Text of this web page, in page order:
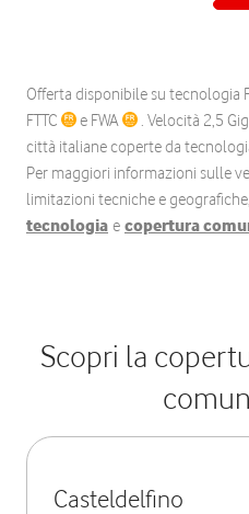
Offerta disponibile su tecnologia
FTTC
e FWA
. Velocità 2,5
città italiane coperte da
Per maggiori informazioni sulle
limitazioni tecniche e
tecnologia e copertura
Scopri la
Casteldelfino